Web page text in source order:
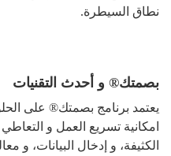
نطاق السيطرة.
بصمتك® و أحدث التقنيات
يعتمد برنامج بصمتك® على
امكانية تسريع العمل و
الكثيفة، و إدخال البيانات، و